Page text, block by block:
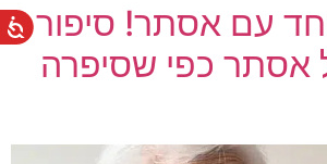
עם אסתר! סיפור
אסתר כפי שסיפרה